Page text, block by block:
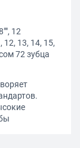
12
13, 14, 15,
72 зубца